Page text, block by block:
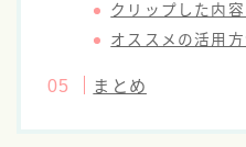
クリップした内
オススメの活用方
まとめ